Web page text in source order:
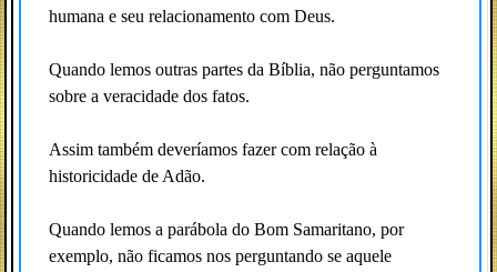
humana e seu relacionamento com Deus.
Quando lemos outras partes da Bíblia, não perguntamos
sobre a veracidade dos fatos.
Assim também deveríamos fazer com relação à
historicidade de Adão.
Quando lemos a parábola do Bom Samaritano, por
exemplo, não ficamos nos perguntando se aquele